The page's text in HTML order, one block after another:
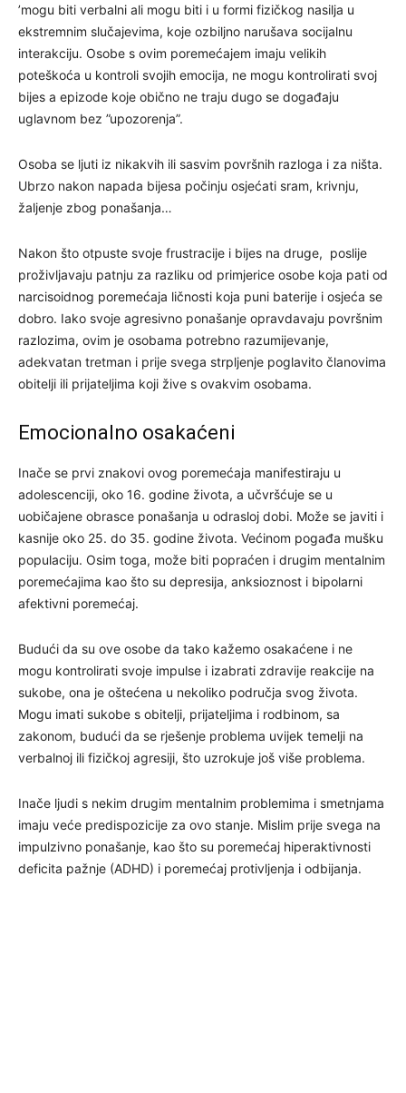
’mogu biti verbalni ali mogu biti i u formi fizičkog nasilja u
ekstremnim slučajevima, koje ozbiljno narušava socijalnu
interakciju. Osobe s ovim poremećajem imaju velikih
poteškoća u kontroli svojih emocija, ne mogu kontrolirati svoj
bijes a epizode koje obično ne traju dugo se događaju
uglavnom bez ”upozorenja”.
Osoba se ljuti iz nikakvih ili sasvim površnih razloga i za ništa.
Ubrzo nakon napada bijesa počinju osjećati sram, krivnju,
žaljenje zbog ponašanja…
Nakon što otpuste svoje frustracije i bijes na druge, poslije
proživljavaju patnju za razliku od primjerice osobe koja pati od
narcisoidnog poremećaja ličnosti koja puni baterije i osjeća se
dobro. Iako svoje agresivno ponašanje opravdavaju površnim
razlozima, ovim je osobama potrebno razumijevanje,
adekvatan tretman i prije svega strpljenje poglavito članovima
obitelji ili prijateljima koji žive s ovakvim osobama.
Emocionalno osakaćeni
Inače se prvi znakovi ovog poremećaja manifestiraju u
adolescenciji, oko 16. godine života, a učvršćuje se u
uobičajene obrasce ponašanja u odrasloj dobi. Može se javiti i
kasnije oko 25. do 35. godine života. Većinom pogađa mušku
populaciju. Osim toga, može biti popraćen i drugim mentalnim
poremećajima kao što su depresija, anksioznost i bipolarni
afektivni poremećaj.
Budući da su ove osobe da tako kažemo osakaćene i ne
mogu kontrolirati svoje impulse i izabrati zdravije reakcije na
sukobe, ona je oštećena u nekoliko područja svog života.
Mogu imati sukobe s obitelji, prijateljima i rodbinom, sa
zakonom, budući da se rješenje problema uvijek temelji na
verbalnoj ili fizičkoj agresiji, što uzrokuje još više problema.
Inače ljudi s nekim drugim mentalnim problemima i smetnjama
imaju veće predispozicije za ovo stanje. Mislim prije svega na
impulzivno ponašanje, kao što su poremećaj hiperaktivnosti
deficita pažnje (ADHD) i poremećaj protivljenja i odbijanja.